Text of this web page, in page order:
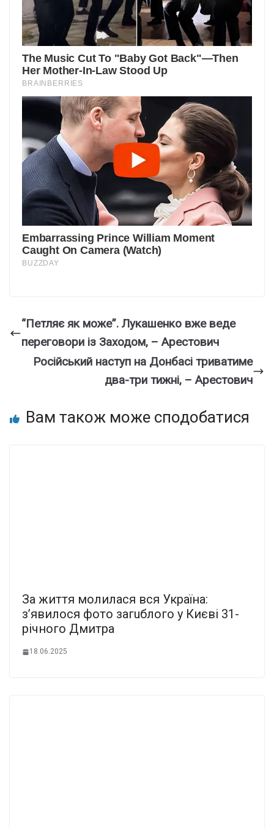
“Петляє як може”. Лукашенко вже веде
переговори із Заходом, – Арестович
Російський наступ на Донбасі триватиме
два-три тижні, – Арестович
Вам також може сподобатися
За життя молилася вся Україна:
зʼявилося фото загuблого у Києві 31-
річного Дмитра
18.06.2025